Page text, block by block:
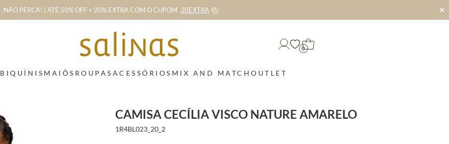
NÃO PERCA! | ATÉ 50% OFF + 20% EXTRA COM O CUPOM 20EXTRA ✕
0
BIQUÍNIS MAIÔS ROUPAS ACESSÓRIOS MIX AND MATCHOUTLET
CAMISA CECÍLIA VISCO NATURE AMARELO
1R4BL023_20_2